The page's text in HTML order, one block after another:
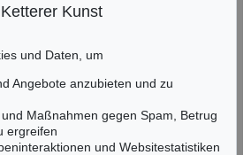
80-038
80-595
Kunst
und Daten, um
Angebote anzubieten und zu
Maßnahmen gegen Spam, Betrug
ergreifen
und Websitestatistiken